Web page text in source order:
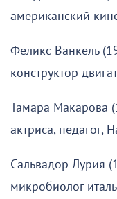
американский
Феликс Ванкель
конструктор
Тамара Макарова
актриса, педагог,
Сальвадор Лурия
микробиолог